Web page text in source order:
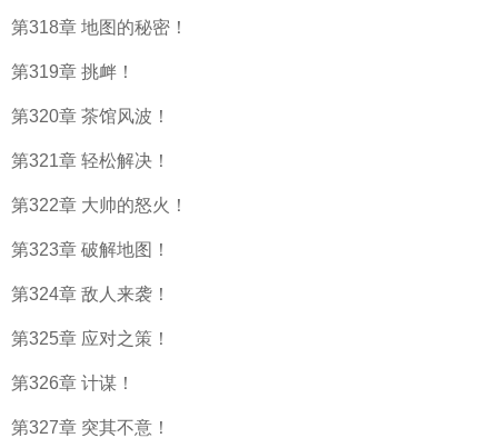
第318章 地图的秘密！
第319章 挑衅！
第320章 茶馆风波！
第321章 轻松解决！
第322章 大帅的怒火！
第323章 破解地图！
第324章 敌人来袭！
第325章 应对之策！
第326章 计谋！
第327章 突其不意！